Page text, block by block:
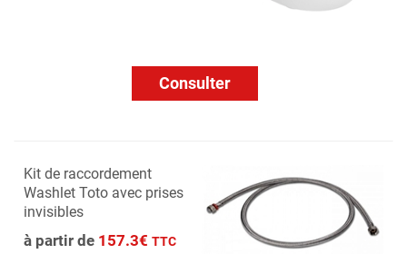
Consulter
Kit de raccordement
Washlet Toto avec prises
invisibles
à partir de 157.3€ TTC